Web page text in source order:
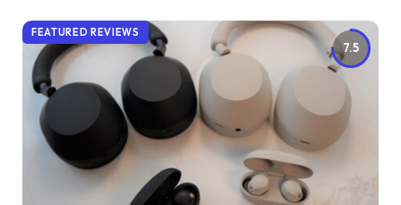
7.5
FEATURED REVIEWS